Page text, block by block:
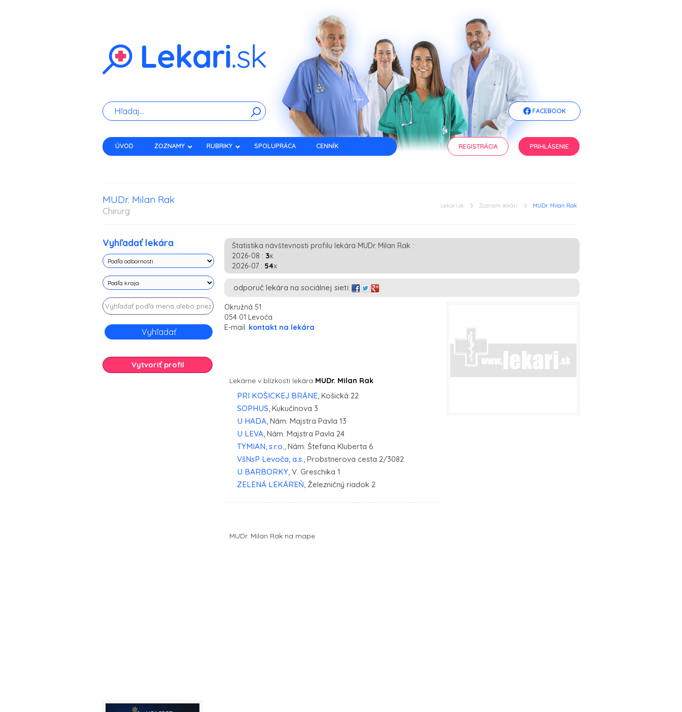
FACEBOOK
ÚVOD ZOZNAMY RUBRIKY SPOLUPRÁCA CENNÍK REGISTRÁCIA PRIHLÁSENIE
MUDr. Milan Rak
Chirurg Lekari.sk Zoznam lekári MUDr. Milan Rak
Štatistika návštevnosti profilu lekára MUDr. Milan Rak :
2026-08 : 3x
2026-07 : 54x
odporuč lekára na sociálnej sieti:
Okružná 51
054 01 Levoča
E-mail: kontakt na lekára
Lekárne v blízkosti lekára MUDr. Milan Rak
PRI KOŠICKEJ BRÁNE, Košická 22
SOPHUS, Kukučínova 3
U HADA, Nám. Majstra Pavla 13
U LEVA, Nám. Majstra Pavla 24
TYMIAN, s.r.o., Nám. Štefana Kluberta 6
VšNsP Levoča, a.s., Probstnerova cesta 2/3082
U BARBORKY, V. Greschika 1
ZELENÁ LEKÁREŇ, Železničný riadok 2
MUDr. Milan Rak na mape
Vyhľadať lekára
Vytvoriť profil